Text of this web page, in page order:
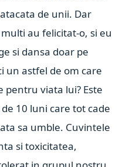
de unii. Dar
au felicitat-o, si eu
si dansa doar pe
un astfel de om care
pentru viata lui? Este
10 luni care tot cade
sa umble. Cuvintele
si toxicitatea,